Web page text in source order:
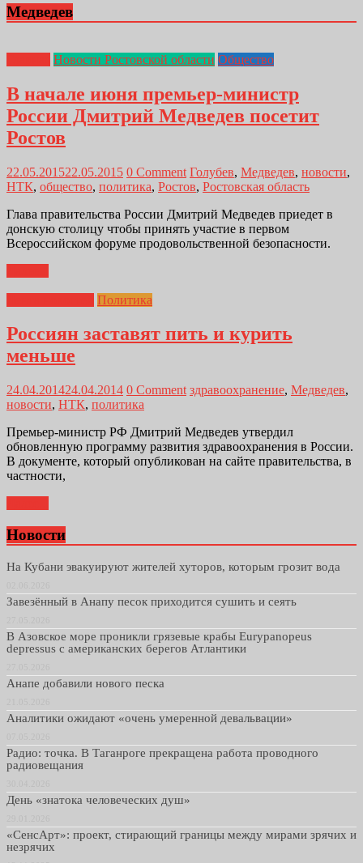
Медведев
Новости Ростовской области Общество
В начале июня премьер-министр
России Дмитрий Медведев посетит
Ростов
22.05.201522.05.2015 0 Comment Голубев, Медведев, новости,
НТК, общество, политика, Ростов, Ростовская область
Глава правительства России Дмитрий Медведев приедет в
донскую столицу чтобы принять участие в первом
Всероссийском форуме продовольственной безопасности.
Политика
Россиян заставят пить и курить
меньше
24.04.201424.04.2014 0 Comment здравоохранение, Медведев,
новости, НТК, политика
Премьер-министр РФ Дмитрий Медведев утвердил
обновленную программу развития здравоохранения в России.
В документе, который опубликован на сайте правительства, в
частности,
Новости
На Кубани эвакуируют жителей хуторов, которым грозит вода
Завезённый в Анапу песок приходится сушить и сеять
В Азовское море проникли грязевые крабы Eurypanopeus
depressus с американских берегов Атлантики
Анапе добавили нового песка
Аналитики ожидают «очень умеренной девальвации»
Радио: точка. В Таганроге прекращена работа проводного
радиовещания
День «знатока человеческих душ»
«СенсАрт»: проект, стирающий границы между мирами зрячих и
незрячих